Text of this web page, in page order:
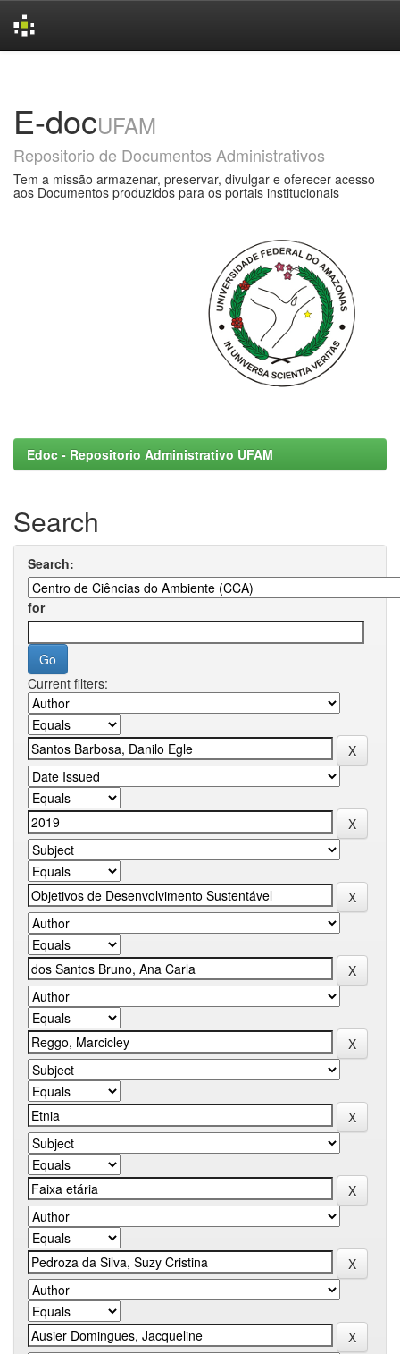
E-docUFAM
Repositorio de Documentos Administrativos
Tem a missão armazenar, preservar, divulgar e oferecer acesso
aos Documentos produzidos para os portais institucionais
Edoc - Repositorio Administrativo UFAM
Search
Search:
for
Current filters: